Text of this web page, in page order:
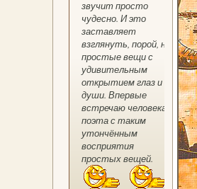
звучит просто
чудесно. И это
заставляет
взглянуть, порой, на
простые вещи с
удивительным
открытием глаз и
души. Впервые
встречаю человека
поэта с таким
утончённым
восприятия
простых вещей.